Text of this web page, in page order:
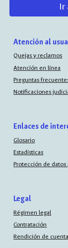
Ir
Atención al
Quejas y reclamos
Atención en línea
Preguntas
Notificaciones
Enlaces de
Glosario
Estadísticas
Protección de datos
Legal
Régimen legal
Contratación
Rendición de